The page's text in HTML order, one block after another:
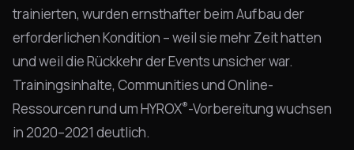
trainierten, wurden ernsthafter beim Aufbau der
erforderlichen Kondition – weil sie mehr Zeit hatten
und weil die Rückkehr der Events unsicher war.
Trainingsinhalte, Communities und Online-
Ressourcen rund um HYROX®-Vorbereitung wuchsen
in 2020–2021 deutlich.